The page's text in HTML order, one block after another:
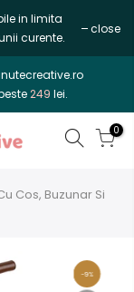
in limita
curente.
close
249 lei.
0
Cos, Buzunar Si
-9%